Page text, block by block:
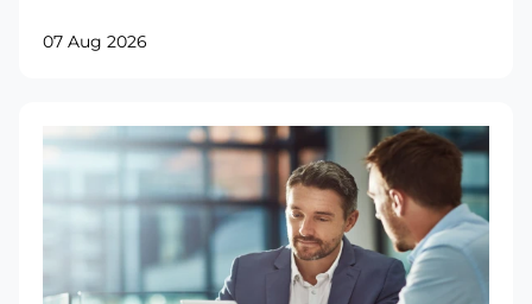
07 Aug 2026